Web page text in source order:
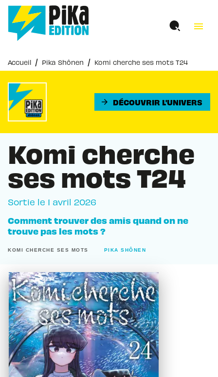
MENU RECHERCHE
PIED DE PAGE
menu
Accueil / Pika Shônen / Komi cherche ses mots T24
arrow_forward DÉCOUVRIR L'UNIVERS
Komi cherche
ses mots T24
Sortie le 1 avril 2026
Comment trouver des amis quand on ne
trouve pas les mots ?
KOMI CHERCHE SES MOTS PIKA SHÔNEN